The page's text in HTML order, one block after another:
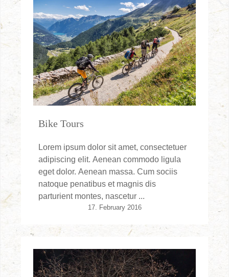
Bike Tours
Lorem ipsum dolor sit amet, consectetuer
adipiscing elit. Aenean commodo ligula
eget dolor. Aenean massa. Cum sociis
natoque penatibus et magnis dis
parturient montes, nascetur ...
17. February 2016